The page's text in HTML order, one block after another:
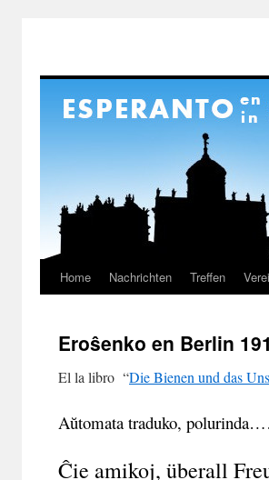
Skip
content
Home Nachrichten Treffen
Eroŝenko en Berlin
El la libro “Die Bienen und das
Aŭtomata traduko,
Ĉie amikoj, überall